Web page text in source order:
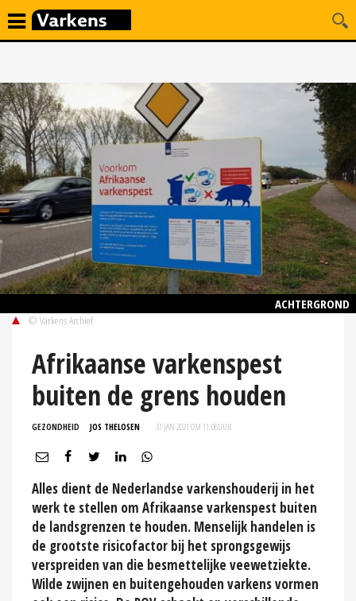
ACHTERGROND
© Varkens Archief
Afrikaanse varkenspest
buiten de grens houden
GEZONDHEID JOS THELOSEN 31 JAN 2021 OM 11:06UUR
Alles dient de Nederlandse varkenshouderij in het
werk te stellen om Afrikaanse varkenspest buiten
de landsgrenzen te houden. Menselijk handelen is
de grootste risicofactor bij het sprongsgewijs
verspreiden van die besmettelijke veewetziekte.
Wilde zwijnen en buitengehouden varkens vormen